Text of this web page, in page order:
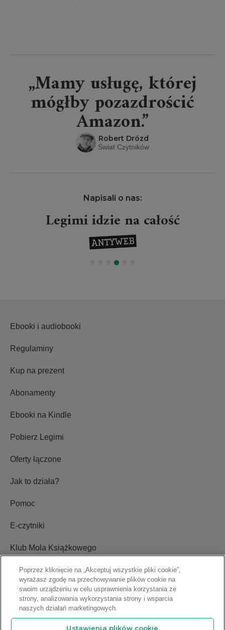
„Mamy usługę, której
mógłby pozazdrościć
Amazon.”
Robert Drózd
Świat Czytników
Napisali o nas:
Projekt Legimi wielkim
wydarzeniem
Ustawienia plików cookie
Blog
Poprzez kliknięcie na „Akceptuj wszystkie pliki cookie”,
wyrażasz zgodę na przechowywanie plików cookie na
swoim urządzeniu w celu usprawnienia korzystania ze
strony, analizowania wykorzystania strony i wsparcia
naszych działań marketingowych.
Ustawienia plików cookie